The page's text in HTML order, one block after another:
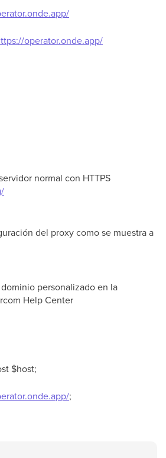
operator.onde.app/
normal con HTTPS
del proxy como se muestra a
personalizado en la
Help Center
$host;
;